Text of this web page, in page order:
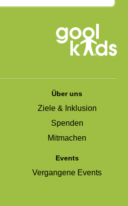
Über uns
Ziele & Inklusion
Spenden
Mitmachen
Events
Vergangene Events